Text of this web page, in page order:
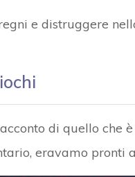
e distruggere
di quello che
eravamo pronti